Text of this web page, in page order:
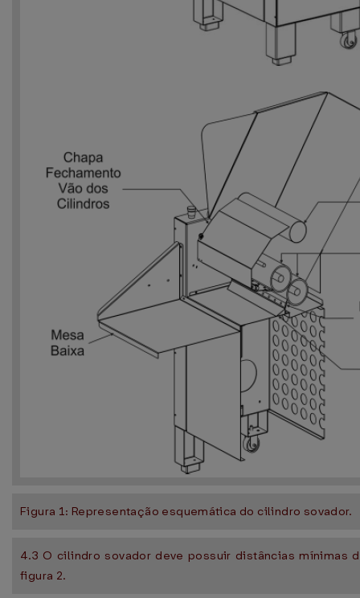
Figura 1: Representação esquemática do cilindro sovador.
4.3 O cilindro sovador deve possuir distâncias mínimas
figura 2.